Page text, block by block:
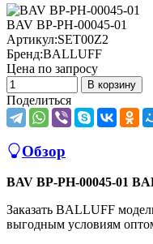
BAV BP-PH-00045-01
Артикул:SET00Z2
Бренд:BALLUFF
Цена по запросу
В корзину
Поделиться
Обзор
BAV BP-PH-00045-01
Заказать BALLUFF
выгодным условиям